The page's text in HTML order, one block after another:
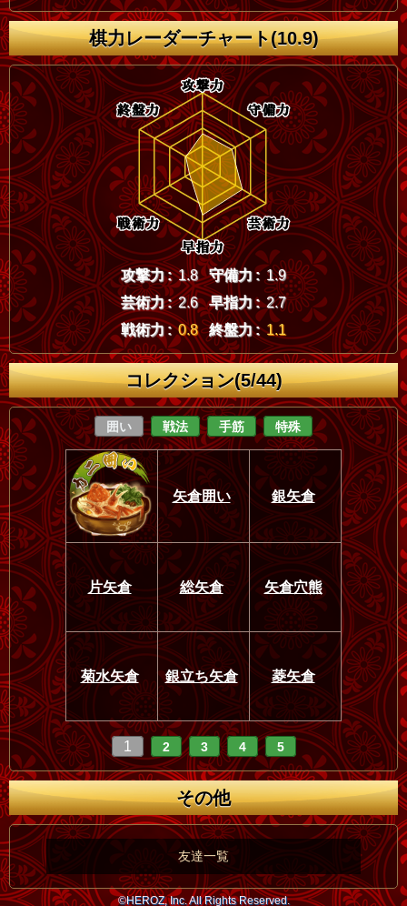
棋力レーダーチャート(10.9)
攻撃力 : 1.8 守備力 : 1.9
芸術力 : 2.6 早指力 : 2.7
戦術力 : 0.8 終盤力 : 1.1
コレクション(5/44)
囲い 戦法 手筋 特殊
矢倉囲い 銀矢倉
片矢倉 総矢倉 矢倉穴熊
菊水矢倉 銀立ち矢倉 菱矢倉
1 2 3 4 5
その他
友達一覧
©HEROZ, Inc. All Rights Reserved.